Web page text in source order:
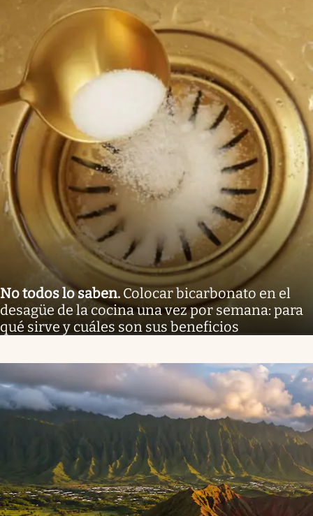
No todos lo saben. Colocar bicarbonato en el
desagüe de la cocina una vez por semana: para
qué sirve y cuáles son sus beneficios